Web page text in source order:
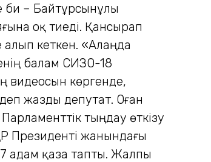
би – Байтұрсынұлы
оқ тиеді. Қансырап
алып кеткен. «Алаңда
балам СИЗО-18
видеосын көр­генде,
жазды депутат. Оған
тыңдау өткізу
Президенті жанын­дағы
адам қаза тапты. Жалпы